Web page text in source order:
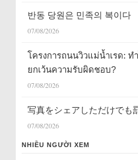
반동 당원은 민족의 복이다
07/08/2026
โครงการถนนวิวแม่น้ำเรด: ท
ยกเว้นความรับผิดชอบ?
07/08/2026
写真をシェアしただけでも
07/08/2026
NHIỀU NGƯỜI XEM